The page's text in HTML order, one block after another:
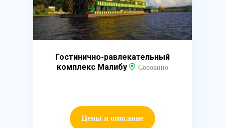
Гостинично-равлекательный
комплекс Малибу
Сорокино
Цены и описание